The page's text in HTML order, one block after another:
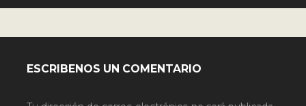
ESCRIBENOS UN COMENTARIO